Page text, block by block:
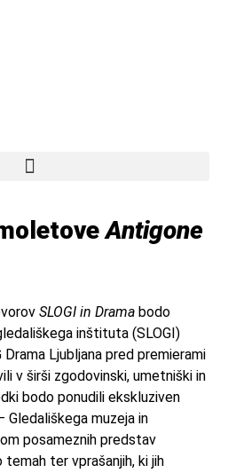
Antigone
SLOGI in Drama bodo
inštituta (SLOGI)
Ljubljana pred premierami
v širši zgodovinski, umetniški in
bodo ponudili ekskluziven
Gledališkega muzeja in
posameznih predstav
ter vprašanjih, ki jih